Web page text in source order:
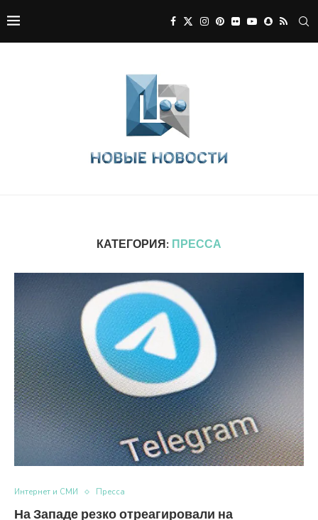
КАТЕГОРИЯ: ПРЕССА
Интернет и СМИ Пресса
На Западе резко отреагировали на